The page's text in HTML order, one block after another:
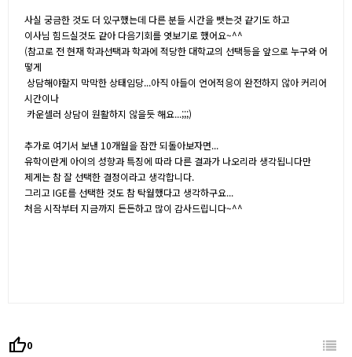
사실 궁금한 것도 더 있구했는데 다른 분들 시간을 뺏는것 같기도 하고
이사님 힘드실것도 같아 다음기회를 엿보기로 했어요~^^
(참고로 전 현재 학과선택과 학과에 적당한 대학교의 선택등을 앞으로 누구와 어
떻게
상담해야할지 막막한 상태임당...아직 아들이 언어적응이 완전하지 않아 커리어
시간이나
카운셀러 상담이 원활하지 않을듯 해요...;;;)
추가로 여기서 보낸 10개월을 잠깐 되돌아보자면...
유학이란게 아이의 성향과 특징에 따라 다른 결과가 나오리라 생각됩니다만
제게는 참 잘 선택한 결정이라고 생각합니다.
그리고 IGE를 선택한 것도 참 탁월했다고 생각하구요...
처음 시작부터 지금까지 든든하고 많이 감사드립니다~^^
thumb_up0